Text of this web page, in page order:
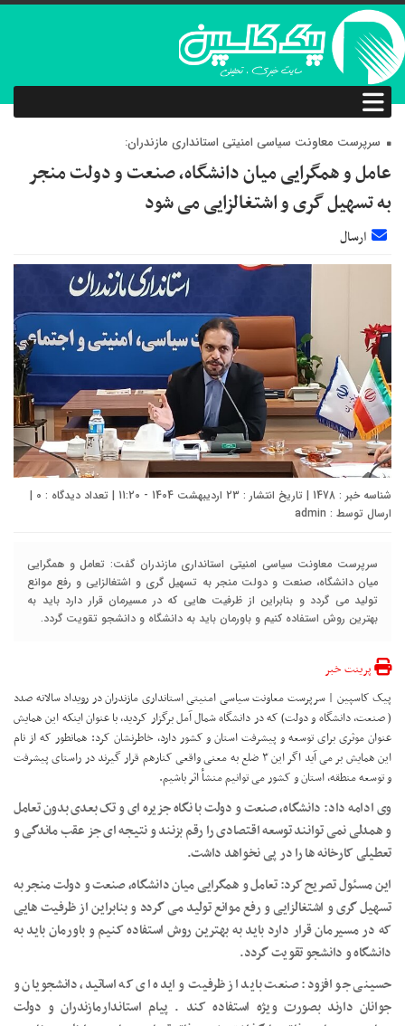
سرپرست معاونت سیاسی امنیتی استانداری مازندران:
عامل و همگرایی میان دانشگاه، صنعت و دولت منجر
به تسهیل گری و اشتغالزایی می شود
ارسال
شناسه خبر : 1478 | تاریخ انتشار : 23 اردیبهشت 1404 - 11:20 | تعداد دیدگاه : 0
|
ارسال توسط : admin
سرپرست معاونت سیاسی امنیتی استانداری مازندران گفت: تعامل و همگرایی
میان دانشگاه، صنعت و دولت منجر به تسهیل گری و اشتغالزایی و رفع موانع
تولید می گردد و بنابراین از ظرفیت هایی که در مسیرمان قرار دارد باید به
بهترین روش استفاده کنیم و باورمان باید به دانشگاه و دانشجو تقویت گردد.
پرینت خبر
پیک کاسپین | سرپرست معاونت سیاسی امنیتی استانداری مازندران در رویداد سالانه صدد
( صنعت، دانشگاه و دولت) که در دانشگاه شمال آمل برگزار کردید، با عنوان اینکه این همایش
عنوان موثری برای توسعه و پیشرفت استان و کشور دارد، خاطرنشان کرد: همانطور که از نام
این همایش بر می آید اگر این ۳ ضلع به معنی واقعی کنارهم قرار گیرند در راستای پیشرفت
و توسعه منطقه، استان و کشور می توانیم منشأ اثر باشیم.
وی ادامه داد: دانشگاه، صنعت و دولت با نگاه جزیره ای و تک بعدی بدون تعامل
و همدلی نمی توانند توسعه اقتصادی را رقم بزنند و نتیجه ای جز عقب ماندگی و
تعطیلی کارخانه ها را در پی نخواهد داشت.
این مسئول تصریح کرد: تعامل و همگرایی میان دانشگاه، صنعت و دولت منجر به
تسهیل گری و اشتغالزایی و رفع موانع تولید می گردد و بنابراین از ظرفیت هایی
که در مسیرمان قرار دارد باید به بهترین روش استفاده کنیم و باورمان باید به
دانشگاه و دانشجو تقویت گردد.
حسینی جو افزود: صنعت باید از ظرفیت و ایده ای که اساتید، دانشجویان و
جوانان دارند بصورت ویژه استفاده کند . پیام استاندارمازندران و دولت